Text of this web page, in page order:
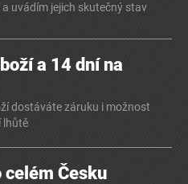
uvádím jejich skutečný stav
a 14 dní na
dostáváte záruku i možnost
lhůtě
celém Česku